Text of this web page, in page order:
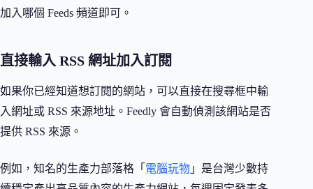
加入哪個 Feeds 頻道即可。
直接輸入 RSS 網址加入訂閱
如果你已經知道想訂閱的網站，可以直接在搜尋框中輸
入網址或 RSS 來源地址。Feedly 會自動偵測該網站是否
提供 RSS 來源。
例如，知名的生產力部落格「 電腦玩物 」是台灣少數持